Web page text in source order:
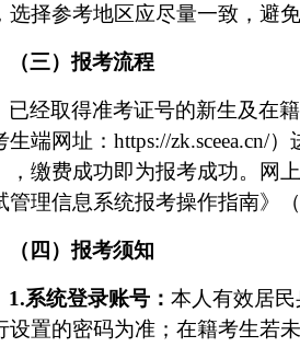
选择参考地区应尽量一致，避
（三）报考流程
已经取得准考证号的新生及在
生端网址： https://zk.sceea.cn/）
，缴费成功即为报考成功。网
管理信息系统报考操作指南》
（四）报考须知
1.系统登录账号： 本人有效居
设置的密码为准；在籍考生若